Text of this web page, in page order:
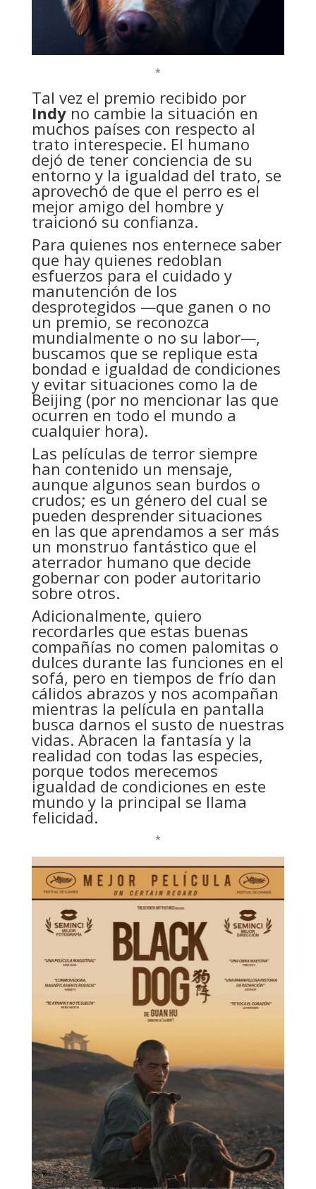
*
Tal vez el premio recibido por
Indyno cambie la situación en
muchos países con respecto al
trato interespecie. El humano
dejó de tener conciencia de su
entorno y la igualdad del trato, se
aprovechó de que el perro es el
mejor amigo del hombre y
traicionó su confianza.
Para quienes nos enternece saber
que hay quienes redoblan
esfuerzos para el cuidado y
manutención de los
desprotegidos —que ganen o no
un premio, se reconozca
mundialmente o no su labor—,
buscamos que se replique esta
bondad e igualdad de condiciones
y evitar situaciones como la de
Beijing (por no mencionar las que
ocurren en todo el mundo a
cualquier hora).
Las películas de terror siempre
han contenido un mensaje,
aunque algunos sean burdos o
crudos; es un género del cual se
pueden desprender situaciones
en las que aprendamos a ser más
un monstruo fantástico que el
aterrador humano que decide
gobernar con poder autoritario
sobre otros.
Adicionalmente, quiero
recordarles que estas buenas
compañías no comen palomitas o
dulces durante las funciones en el
sofá, pero en tiempos de frío dan
cálidos abrazos y nos acompañan
mientras la película en pantalla
busca darnos el susto de nuestras
vidas. Abracen la fantasía y la
realidad con todas las especies,
porque todos merecemos
igualdad de condiciones en este
mundo y la principal se llama
felicidad.
*